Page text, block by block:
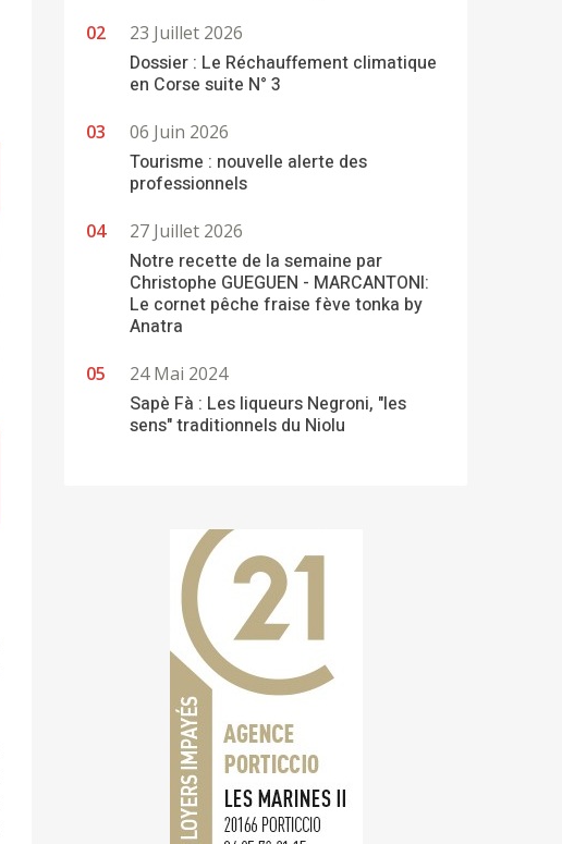
23 Juillet 2026
Dossier : Le Réchauffement climatique
en Corse suite N° 3
06 Juin 2026
Tourisme : nouvelle alerte des
professionnels
27 Juillet 2026
Notre recette de la semaine par
Christophe GUEGUEN - MARCANTONI:
Le cornet pêche fraise fève tonka by
Anatra
24 Mai 2024
Sapè Fà : Les liqueurs Negroni, "les
sens" traditionnels du Niolu